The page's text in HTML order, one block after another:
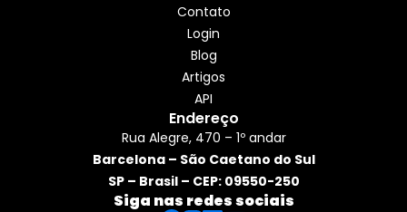
Contato
Login
Blog
Artigos
API
Endereço
Rua Alegre, 470 – 1º andar
Barcelona – São Caetano do Sul
SP – Brasil – CEP: 09550-250
Siga nas redes sociais